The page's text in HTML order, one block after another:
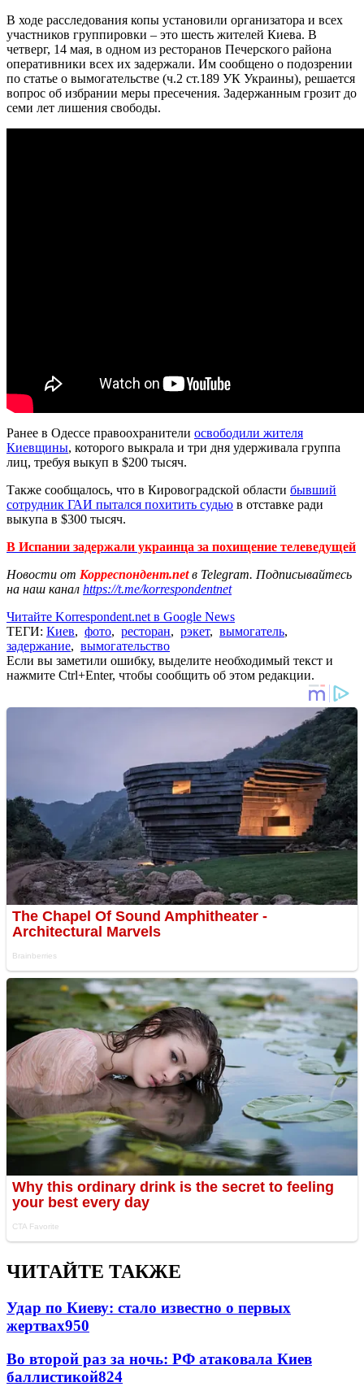
В ходе расследования копы установили организатора и всех
участников группировки – это шесть жителей Киева. В
четверг, 14 мая, в одном из ресторанов Печерского района
оперативники всех их задержали. Им сообщено о подозрении
по статье о вымогательстве (ч.2 ст.189 УК Украины), решается
вопрос об избрании меры пресечения. Задержанным грозит до
семи лет лишения свободы.
Ранее в Одессе правоохранители освободили жителя
Киевщины, которого выкрала и три дня удерживала группа
лиц, требуя выкуп в $200 тысяч.
Также сообщалось, что в Кировоградской области бывший
сотрудник ГАИ пытался похитить судью в отставке ради
выкупа в $300 тысяч.
В Испании задержали украинца за похищение телеведущей
Новости от Корреспондент.netв Telegram. Подписывайтесь
на наш канал https://t.me/korrespondentnet
Читайте Korrespondent.net в Google News
ТЕГИ: Киев, фото, ресторан, рэкет, вымогатель,
задержание, вымогательство
Если вы заметили ошибку, выделите необходимый текст и
нажмите Ctrl+Enter, чтобы сообщить об этом редакции.
ЧИТАЙТЕ ТАКЖЕ
Удар по Киеву: стало известно о первых
жертвах950
Во второй раз за ночь: РФ атаковала Киев
баллистикой824